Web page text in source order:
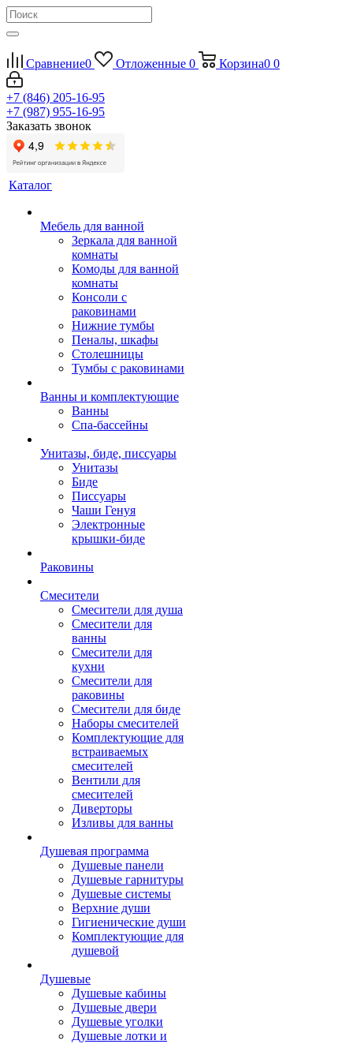
Сравнение0 Отложенные 0 Корзина0 0
+7 (846) 205-16-95
+7 (987) 955-16-95
Заказать звонок
Каталог
Мебель для ванной
Зеркала для ванной
комнаты
Комоды для ванной
комнаты
Консоли с
раковинами
Нижние тумбы
Пеналы, шкафы
Столешницы
Тумбы с раковинами
Ванны и комплектующие
Ванны
Спа-бассейны
Унитазы, биде, писсуары
Унитазы
Биде
Писсуары
Чаши Генуя
Электронные
крышки-биде
Раковины
Смесители
Смесители для душа
Смесители для
ванны
Смесители для
кухни
Смесители для
раковины
Смесители для биде
Наборы смесителей
Комплектующие для
встраиваемых
смесителей
Вентили для
смесителей
Диверторы
Изливы для ванны
Душевая программа
Душевые панели
Душевые гарнитуры
Душевые системы
Верхние души
Гигиенические души
Комплектующие для
душевой
Душевые
Душевые кабины
Душевые двери
Душевые уголки
Душевые лотки и